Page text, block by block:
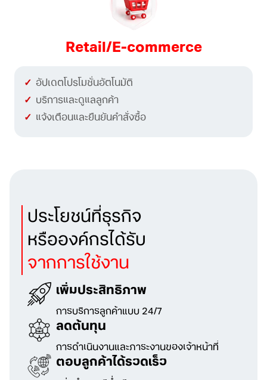
Retail/E-commerce
อัปเดตโปรโมชั่นอัตโนมัติ
บริการและดูแลลูกค้า
แจ้งเตือนและยืนยันคำสั่งซื้อ
ประโยชน์ที่ธุรกิจ
หรือองค์กรได้รับ
จากการใช้งาน
เพิ่มประสิทธิภาพ
การบริการลูกค้าแบบ 24/7
ลดต้นทุน
การดำเนินงานและภาระงานของเจ้าหน้าที่
ตอบลูกค้าได้รวดเร็ว